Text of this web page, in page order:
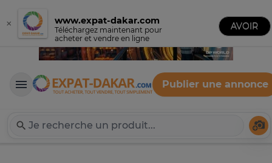
Expat-Dakar
Publier une annonce
×
Téléchargez maintenant pour
acheter et vendre en ligne
www.expat-dakar.com
AVOIR